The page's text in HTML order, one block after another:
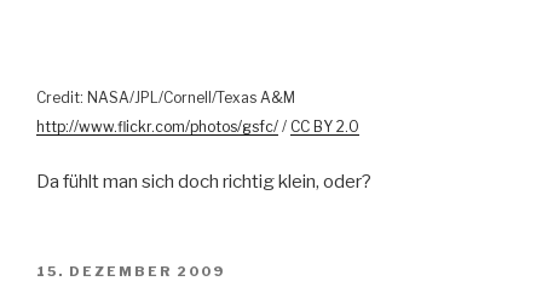
Credit: NASA/JPL/Cornell/Texas A&M
http://www.flickr.com/photos/gsfc/ / CC BY 2.0
Da fühlt man sich doch richtig klein, oder?
VERÖFFENTLICHT
15. DEZEMBER 2009